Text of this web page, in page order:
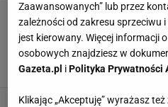
Sylwester z
pomarańcze
pojawić się na
PRZEKĄSKI NA IMPREZĘ
PRZEPISY KULINARNE
Zaawansowanych” lub przez
zależności od zakresu sprzeciwu
jest kierowany. Więcej informacji
osobowych znajdziesz w
Gazeta.pl i Polityka Prywatności
Klikając „Akceptuję” wyrażasz